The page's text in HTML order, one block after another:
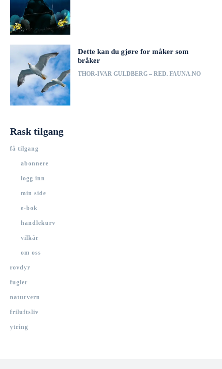
Dette kan du gjøre for måker som
bråker
THOR-IVAR GULDBERG – RED. FAUNA.NO
Rask tilgang
få tilgang
abonnere
logg inn
min side
e-bok
handlekurv
vilkår
om oss
rovdyr
fugler
naturvern
friluftsliv
ytring